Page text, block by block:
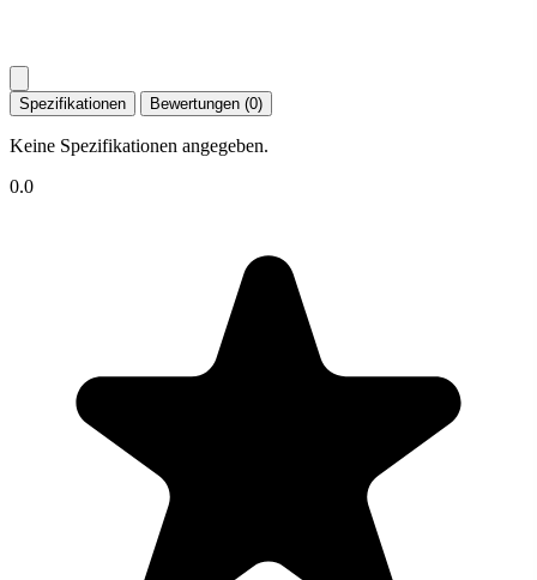
Spezifikationen Bewertungen (0)
Keine Spezifikationen angegeben.
0.0